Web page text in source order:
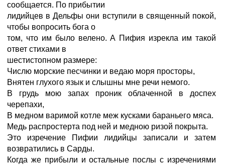
сообщается. По прибытии
лидийцев в Дельфы они вступили в священный покой,
чтобы вопросить бога о
том, что им было велено. А Пифия изрекла им такой
ответ стихами в
шестистопном размере:
Числю морские песчинки и ведаю моря просторы,
Внятен глухого язык и слышны мне речи немого.
В грудь мою запах проник облаченной в доспех
черепахи,
В медном варимой котле меж кусками бараньего мяса.
Медь распростерта под ней и медною ризой покрыта.
Это изречение Пифии лидийцы записали и затем
возвратились в Сарды.
Когда же прибыли и остальные послы с изречениями